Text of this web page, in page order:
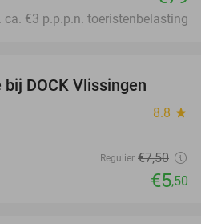
ca. €3 p.p.p.n. toeristenbelasting
DOCK Vlissingen
8.8 star
Regulier €7,50
€5,50